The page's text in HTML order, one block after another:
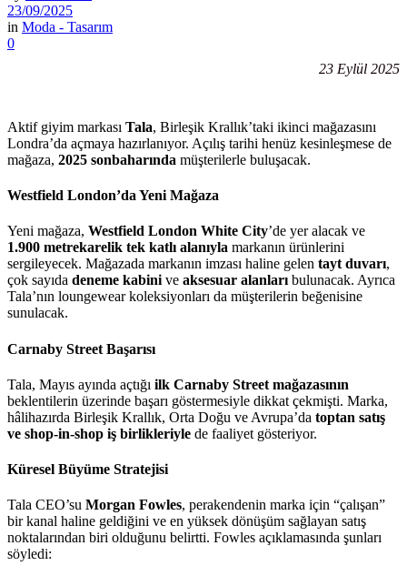
23/09/2025
in Moda - Tasarım
0
23 Eylül 2025
Aktif giyim markası Tala, Birleşik Krallık’taki ikinci mağazasını
Londra’da açmaya hazırlanıyor. Açılış tarihi henüz kesinleşmese de
mağaza, 2025 sonbaharında müşterilerle buluşacak.
Westfield London’da Yeni Mağaza
Yeni mağaza, Westfield London White City’de yer alacak ve
1.900 metrekarelik tek katlı alanıyla markanın ürünlerini
sergileyecek. Mağazada markanın imzası haline gelen tayt duvarı,
çok sayıda deneme kabini ve aksesuar alanları bulunacak. Ayrıca
Tala’nın loungewear koleksiyonları da müşterilerin beğenisine
sunulacak.
Carnaby Street Başarısı
Tala, Mayıs ayında açtığı ilk Carnaby Street mağazasının
beklentilerin üzerinde başarı göstermesiyle dikkat çekmişti. Marka,
hâlihazırda Birleşik Krallık, Orta Doğu ve Avrupa’da toptan satış
ve shop-in-shop iş birlikleriyle de faaliyet gösteriyor.
Küresel Büyüme Stratejisi
Tala CEO’su Morgan Fowles, perakendenin marka için “çalışan”
bir kanal haline geldiğini ve en yüksek dönüşüm sağlayan satış
noktalarından biri olduğunu belirtti. Fowles açıklamasında şunları
söyledi: